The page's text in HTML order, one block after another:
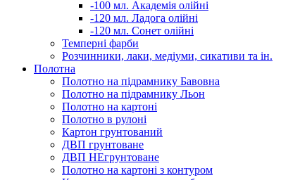
-100 мл. Академія олійні
-120 мл. Ладога олійні
-120 мл. Сонет олійні
Темперні фарби
Розчинники, лаки, медіуми, сикативи та ін.
Полотна
Полотно на підрамнику Бавовна
Полотно на підрамнику Льон
Полотно на картоні
Полотно в рулоні
Картон грунтований
ДВП грунтоване
ДВП НЕгрунтоване
Полотно на картоні з контуром